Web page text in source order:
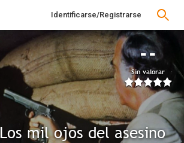
Identificarse/Registrarse
--
Sin valorar
Los mil ojos del asesino